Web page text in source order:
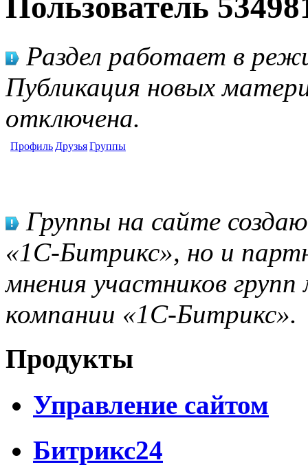
Пользователь
Раздел работает в
Публикация новых
отключена.
Профиль ДрузьяГруппы
Группы на сайте
«1С-Битрикс», но и
мнения участников
компании «1С-Битрикс».
Продукты
Управление сайтом
Битрикс24